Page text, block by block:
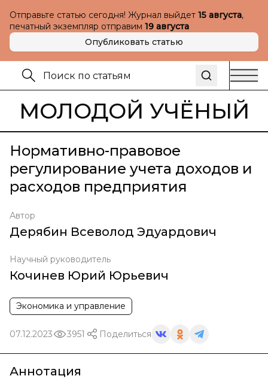
Отправьте статью сегодня! Журнал выйдет 15 августа,
печатный экземпляр отправим 19 августа
Опубликовать статью
МОЛОДОЙ УЧЁНЫЙ
Нормативно-правовое
регулирование учета доходов и
расходов предприятия
Автор
Дерябин Всеволод Эдуардович
Научный руководитель
Кочинев Юрий Юрьевич
Экономика и управление
07.12.2023 3951 Поделиться
Аннотация